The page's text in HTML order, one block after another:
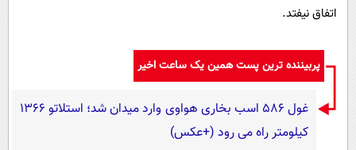
اتفاق نیفتد.
پربیننده ترین پست همین یک ساعت اخیر
غول 586 اسب بخاری هواوی وارد میدان شد؛ استلاتو 1366
کیلومتر راه می رود (+عکس)